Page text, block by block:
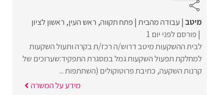
מיטב עבודה מהבית פתח תקווה ראש העין ראשון לציון
פורסם לפני יום 1
לבית ההשקעות מיטב דרוש/ה רכז/ת בקרה ותעול השקעות
למחלקת תפעול השקעות גמל במסגרת התפקיד:שערוכים של
קרנות השקעה, כתיבת פרוטוקולים (השתתפות ...
מידע על המשרה